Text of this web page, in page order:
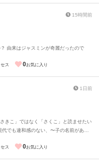
15時間前
由来はジャスミンが奇麗だったので
ス 0お気に入り
1日前
きこ」ではなく「さくこ」と読ませたい
ス 0お気に入り